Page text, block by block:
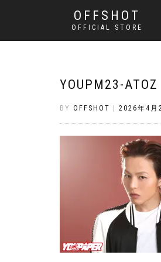
OFFSHOT
OFFICIAL STORE
YOUPM23-ATOZ
BY OFFSHOT 2026年4月